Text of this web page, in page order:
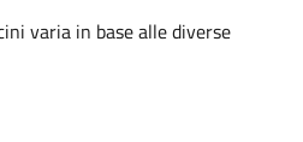
varia in base alle diverse